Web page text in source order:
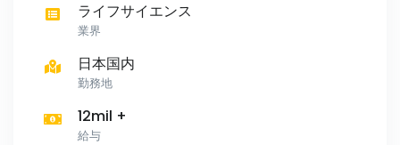
ライフサイエンス
業界
日本国内
勤務地
12mil +
給与